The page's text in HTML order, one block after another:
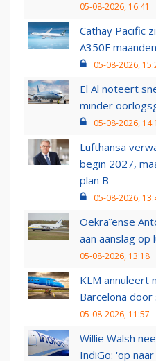
05-08-2026, 16:41
Cathay Pacific
A350F
05-08-2026,
El Al noteert
minder
05-08-2026,
Lufthansa
begin 2027,
plan B
05-08-2026,
Oekraïense
aan aanslag op
05-08-2026, 13:18
KLM annuleert
Barcelona door
05-08-2026, 11:57
Willie Walsh
IndiGo: 'op